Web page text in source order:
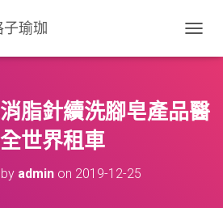
子瑜珈
O
L
E
脂針續洗腳皂產品醫
世界租車
adminon 2019-12-25